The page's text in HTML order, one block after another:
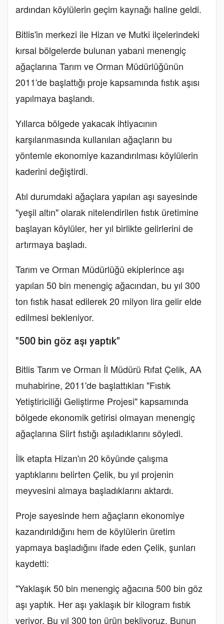
ardından köylülerin geçim kaynağı haline geldi.
Bitlis'in merkezi ile Hizan ve Mutki ilçelerindeki
kırsal bölgelerde bulunan yabani menengiç
ağaçlarına Tarım ve Orman Müdürlüğünün
2011'de başlattığı proje kapsamında fıstık aşısı
yapılmaya başlandı.
Yıllarca bölgede yakacak ihtiyacının
karşılanmasında kullanılan ağaçların bu
yöntemle ekonomiye kazandırılması köylülerin
kaderini değiştirdi.
Atıl durumdaki ağaçlara yapılan aşı sayesinde
"yeşil altın" olarak nitelendirilen fıstık üretimine
başlayan köylüler, her yıl birlikte gelirlerini de
artırmaya başladı.
Tarım ve Orman Müdürlüğü ekiplerince aşı
yapılan 50 bin menengiç ağacından, bu yıl 300
ton fıstık hasat edilerek 20 milyon lira gelir elde
edilmesi bekleniyor.
"500 bin göz aşı yaptık"
Bitlis Tarım ve Orman İl Müdürü Rıfat Çelik, AA
muhabirine, 2011'de başlattıkları "Fıstık
Yetiştiriciliği Geliştirme Projesi" kapsamında
bölgede ekonomik getirisi olmayan menengiç
ağaçlarına Siirt fıstığı aşıladıklarını söyledi.
İlk etapta Hizan'ın 20 köyünde çalışma
yaptıklarını belirten Çelik, bu yıl projenin
meyvesini almaya başladıklarını aktardı.
Proje sayesinde hem ağaçların ekonomiye
kazandırıldığını hem de köylülerin üretim
yapmaya başladığını ifade eden Çelik, şunları
kaydetti:
"Yaklaşık 50 bin menengiç ağacına 500 bin göz
aşı yaptık. Her aşı yaklaşık bir kilogram fıstık
veriyor. Bu yıl 300 ton ürün bekliyoruz. Bunun